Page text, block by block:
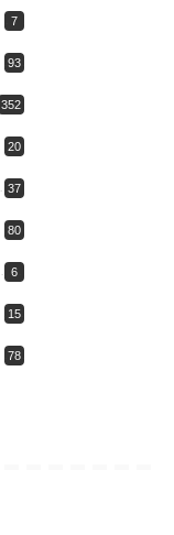
7
93
352
20
37
80
6
15
78